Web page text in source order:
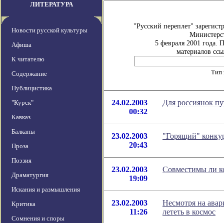
ЛИТЕРАТУРА
Новости русской культуры
Афиша
К читателю
Содержание
Публицистика
"Курск"
Кавказ
Балканы
Проза
Поэзия
Драматургия
Искания и размышления
Критика
Сомнения и споры
"Русский переплет"
5 февраля 2001 года.
материалов
Тип
24.02.2003
00:32
Для россиянок
23.02.2003
20:43
"Горящий"
23.02.2003
19:09
Совместимы ли
23.02.2003
11:26
Несмотря на
лететь в космос